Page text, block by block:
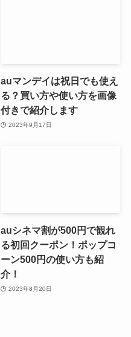
auマンデイは祝日でも使え
る？買い方や使い方を画像
付きで紹介します
2023年9月17日
auシネマ割が500円で観れ
る初回クーポン！ポップコ
ーン500円の使い方も紹
介！
2023年8月20日